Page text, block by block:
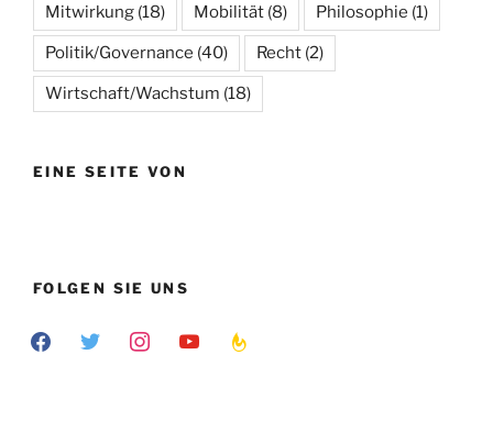
Mitwirkung (18) Mobilität (8) Philosophie (1)
Politik/Governance (40) Recht (2)
Wirtschaft/Wachstum (18)
EINE SEITE VON
FOLGEN SIE UNS